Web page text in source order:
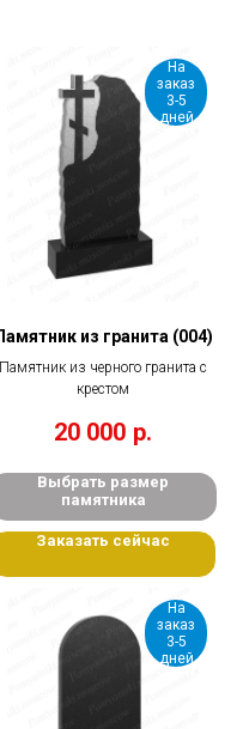
На
заказ
3-5
дней
из гранита (004)
Памятник из черного гранита с
крестом
20 000 р.
Выбрать размер
памятника
Заказать сейчас
На
заказ
3-5
дней